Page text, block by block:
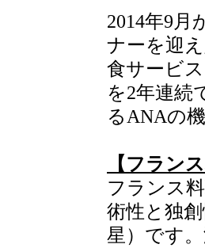
2014年9月
ナーを迎
食サービ
を2年連続
るANAの
【フラン
フランス
術性と独
星）です